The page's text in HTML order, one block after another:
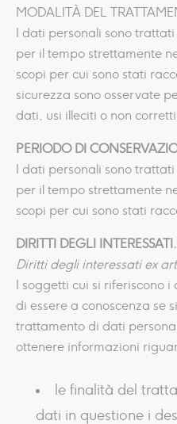
MODALITÀ DEL
I dati personali sono
per il tempo strettamente
scopi per cui sono stati
sicurezza sono osservate
dati, usi illeciti o non
PERIODO DI
I dati personali sono
per il tempo strettamente
scopi per cui sono stati
DIRITTI DEGLI INTERESSATI.
Diritti degli interessati ex art
I soggetti cui si riferiscono
di essere a conoscenza se
trattamento di dati
ottenere informazioni
le finalità del
dati in questione i